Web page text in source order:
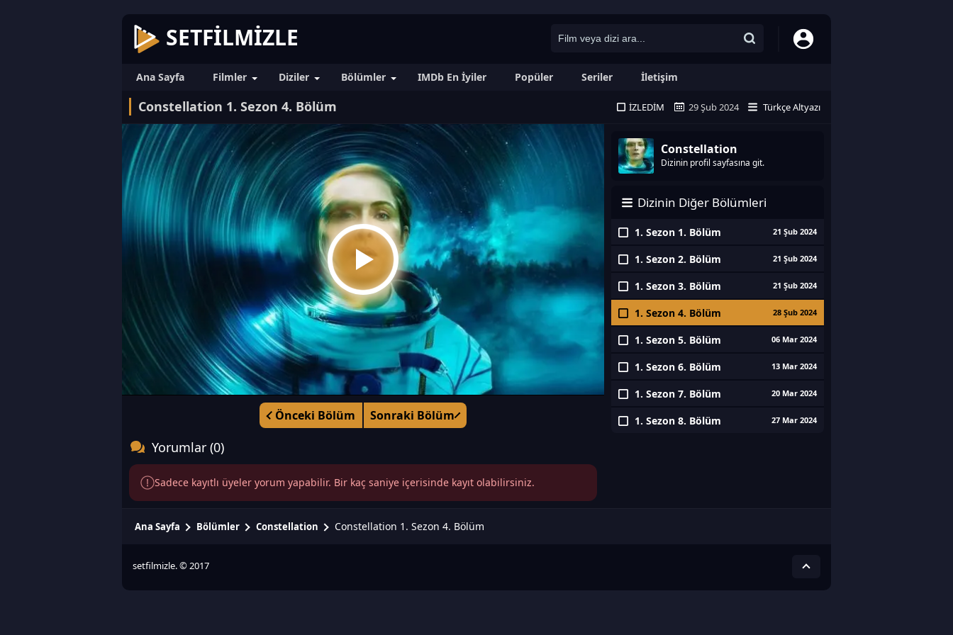
SETFILMIZLE
Ana Sayfa Filmler Diziler Bölümler IMDb En İyiler Popüler Seriler İletişim
Constellation 1. Sezon 4. Bölüm İZLEDIM 29 Şub 2024 Türkçe Altyazı
Önceki Bölüm Sonraki Bölüm
Constellation
Dizinin profil sayfasına git.
Dizinin Diğer Bölümleri
1. Sezon 1. Bölüm 21 Şub 2024
1. Sezon 2. Bölüm 21 Şub 2024
1. Sezon 3. Bölüm 21 Şub 2024
1. Sezon 4. Bölüm 28 Şub 2024
1. Sezon 5. Bölüm 06 Mar 2024
1. Sezon 6. Bölüm 13 Mar 2024
1. Sezon 7. Bölüm 20 Mar 2024
1. Sezon 8. Bölüm 27 Mar 2024
Yorumlar (0)
Sadece kayıtlı üyeler yorum yapabilir. Bir kaç saniye içerisinde kayıt olabilirsiniz.
Ana Sayfa Bölümler Constellation Constellation 1. Sezon 4. Bölüm
setfilmizle. © 2017